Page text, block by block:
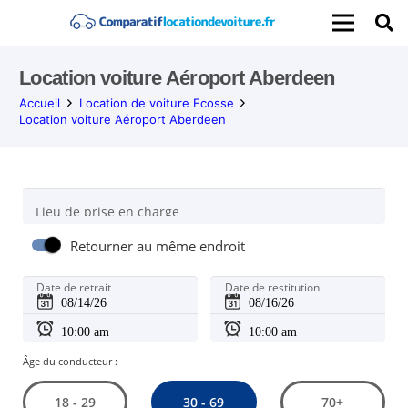
Location voiture Aéroport Aberdeen
Accueil
Location de voiture Ecosse
Location voiture Aéroport Aberdeen
Lieu de prise en charge
Retourner au même endroit
Date de retrait Date de restitution
Âge du conducteur :
18 - 29 30 - 69 70+